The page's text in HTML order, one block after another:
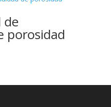
de
porosidad